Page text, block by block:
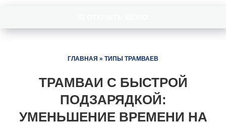
ГЛАВНАЯ » ТИПЫ ТРАМВАЕВ
ТРАМВАИ С БЫСТРОЙ
ПОДЗАРЯДКОЙ:
УМЕНЬШЕНИЕ ВРЕМЕНИ НА